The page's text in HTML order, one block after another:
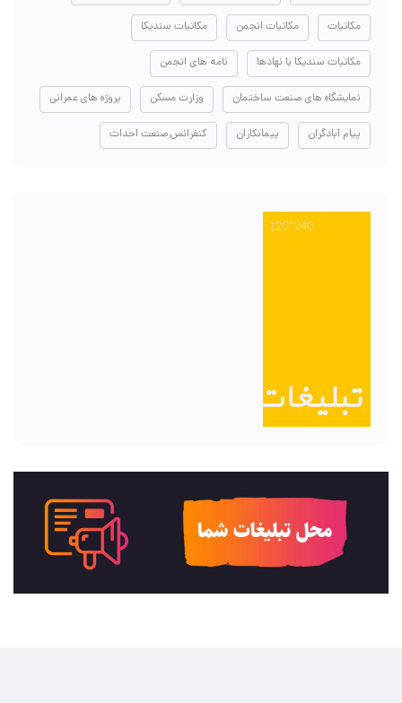
مکاتبات مکاتبات انجمن مکاتبات سندیکا
مکاتبات سندیکا با نهادها نامه های انجمن
نمایشگاه های صنعت ساختمان وزارت مسکن پروژه های عمرانی
پیام آبادگران پیمانکاران کنفرانس صنعت احداث